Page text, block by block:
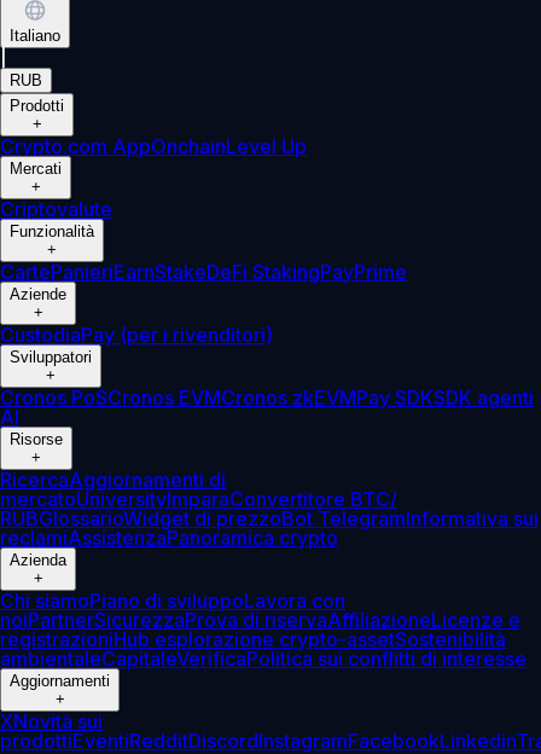
Italiano
RUB
Prodotti
+
Crypto.com AppOnchainLevel Up
Mercati
+
Criptovalute
Funzionalità
+
CartePanieriEarnStakeDeFi StakingPayPrime
Aziende
+
CustodiaPay (per i rivenditori)
Sviluppatori
+
Cronos PoSCronos EVMCronos zkEVMPay SDKSDK agenti
AI
Risorse
+
RicercaAggiornamenti di
mercatoUniversityImparaConvertitore BTC/
RUBGlossarioWidget di prezzoBot TelegramInformativa sui
reclamiAssistenzaPanoramica crypto
Azienda
+
Chi siamoPiano di sviluppoLavora con
noiPartnerSicurezzaProva di riservaAffiliazioneLicenze e
registrazioniHub esplorazione crypto-assetSostenibilità
ambientaleCapitaleVerificaPolitica sui conflitti di interesse
Aggiornamenti
+
XNovità sui
prodottiEventiRedditDiscordInstagramFacebookLinkedin